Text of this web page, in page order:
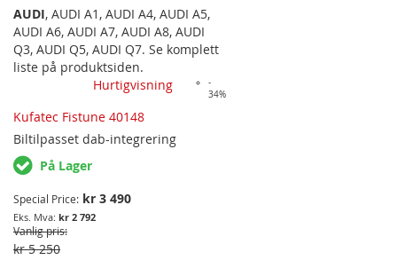
infotainment system. Passer
følgende bilmodeller: AUDI
MED MMI 3G/3G+
AUDI, AUDI A1 , AUDI A4, AUDI A5,
AUDI A6, AUDI A7, AUDI A8, AUDI
Q3, AUDI Q5, AUDI Q7. Se komplett
liste på produktsiden.
Hurtigvisning
-
34%
Kufatec Fistune 40148
Biltilpasset dab-integrering
På Lager
Special Price kr 3 490
kr 2 792
Vanlig pris
kr 5 250